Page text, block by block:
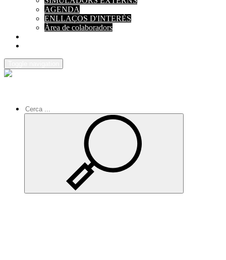
AGENDA
ENLLAÇOS D'INTERÈS
Àrea de colaboradors